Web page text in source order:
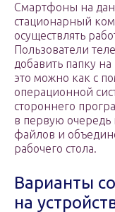
Смартфоны на
стационарный
осуществлять
Пользователи
добавить папку
это можно как с
операционной
стороннего
в первую очередь
файлов и
рабочего стола.
Варианты
на